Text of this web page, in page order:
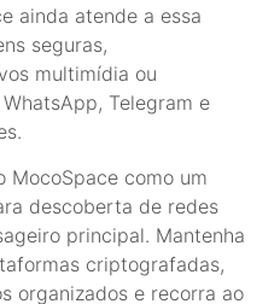
ainda atende a essa
seguras,
multimídia ou
Telegram e
MocoSpace como um
descoberta de redes
principal. Mantenha
criptografadas,
organizados e recorra ao